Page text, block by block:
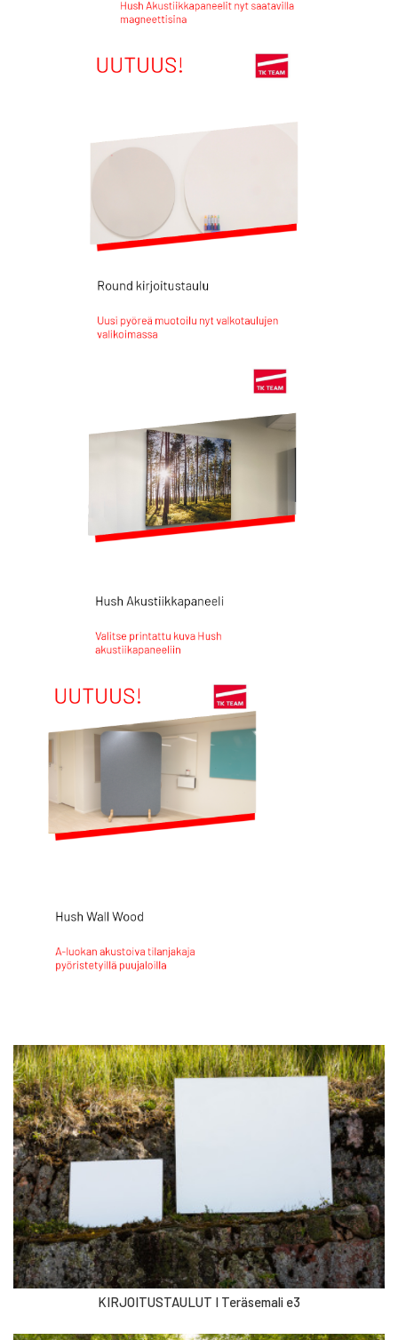
KIRJOITUSTAULUT I Teräsemali e3